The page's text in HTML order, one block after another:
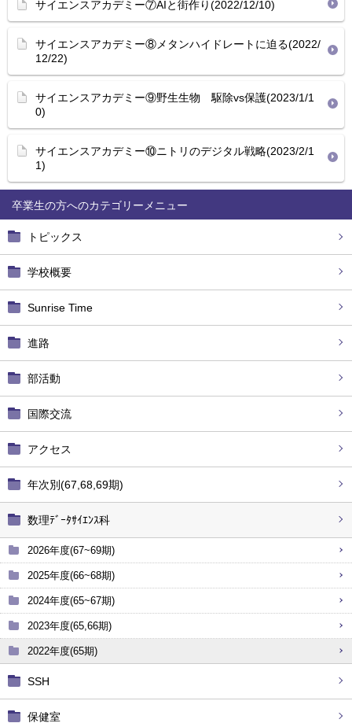
卒業生の方へ
トピックス
学校概要
Sunrise Time
進路
部活動
国際交流
アクセス
年次別(67,68,69期)
数理ﾃﾞｰﾀｻｲｴﾝｽ科
2026年度(67~69期)
2025年度(66~68期)
2024年度(65~67期)
2023年度(65,66期)
2022年度(65期)
SSH
保健室
サイエンスアカデミー⑦AIと街作り(2022/12/10)
サイエンスアカデミー⑧メタンハイドレートに迫る(2022/
12/22)
サイエンスアカデミー⑨野生生物 駆除vs保護(2023/1/1
0)
サイエンスアカデミー⑩ニトリのデジタル戦略(2023/2/1
1)